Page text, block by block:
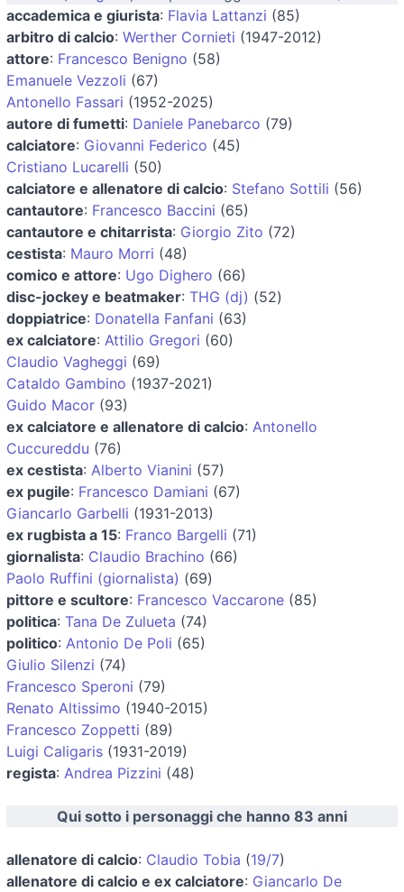
accademica e giurista: Flavia Lattanzi (85)
arbitro di calcio: Werther Cornieti (1947-2012)
attore: Francesco Benigno (58)
Emanuele Vezzoli (67)
Antonello Fassari (1952-2025)
autore di fumetti: Daniele Panebarco (79)
calciatore: Giovanni Federico (45)
Cristiano Lucarelli (50)
calciatore e allenatore di calcio: Stefano Sottili (56)
cantautore: Francesco Baccini (65)
cantautore e chitarrista: Giorgio Zito (72)
cestista: Mauro Morri (48)
comico e attore: Ugo Dighero (66)
disc-jockey e beatmaker: THG (dj) (52)
doppiatrice: Donatella Fanfani (63)
ex calciatore: Attilio Gregori (60)
Claudio Vagheggi (69)
Cataldo Gambino (1937-2021)
Guido Macor (93)
ex calciatore e allenatore di calcio: Antonello
Cuccureddu (76)
ex cestista: Alberto Vianini (57)
ex pugile: Francesco Damiani (67)
Giancarlo Garbelli (1931-2013)
ex rugbista a 15: Franco Bargelli (71)
giornalista: Claudio Brachino (66)
Paolo Ruffini (giornalista) (69)
pittore e scultore: Francesco Vaccarone (85)
politica: Tana De Zulueta (74)
politico: Antonio De Poli (65)
Giulio Silenzi (74)
Francesco Speroni (79)
Renato Altissimo (1940-2015)
Francesco Zoppetti (89)
Luigi Caligaris (1931-2019)
regista: Andrea Pizzini (48)
Qui sotto i personaggi che hanno 83 anni
allenatore di calcio: Claudio Tobia (19/7)
allenatore di calcio e ex calciatore: Giancarlo De